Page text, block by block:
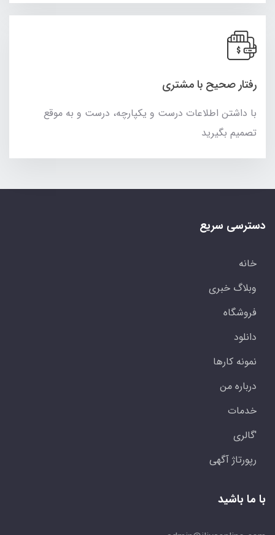
رفتار صحیح با مشتری
با داشتن اطلاعات درست و یکپارچه، درست و به موقع
تصمیم بگیرید
دسترسی سریع
خانه
وبلاگ خبری
فروشگاه
دانلود
نمونه کارها
درباره من
خدمات
'گالری
رپورتاژ آگهی
با ما باشید